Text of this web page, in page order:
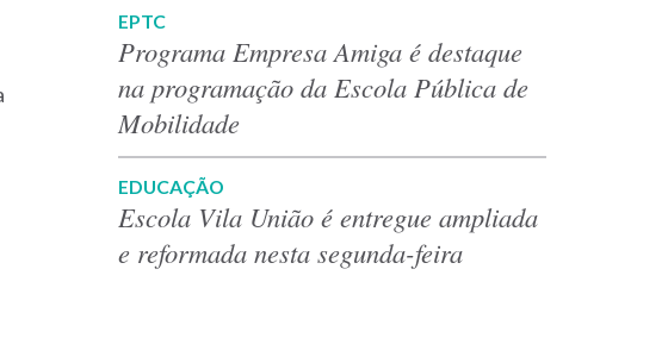
EPTC
Programa Empresa Amiga é destaque
na programação da Escola Pública de
Mobilidade
EDUCAÇÃO
Escola Vila União é entregue ampliada
e reformada nesta segunda-feira